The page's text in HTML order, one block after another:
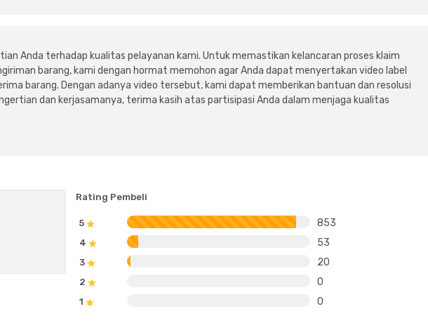
Anda terhadap kualitas pelayanan kami. Untuk memastikan kelancaran proses klaim
barang, kami dengan hormat memohon agar Anda dapat menyertakan video label
barang. Dengan adanya video tersebut, kami dapat memberikan bantuan dan resolusi
dan kerjasamanya, terima kasih atas partisipasi Anda dalam menjaga kualitas
Rating Pembeli
5 853
4 53
3 20
2 0
1 0